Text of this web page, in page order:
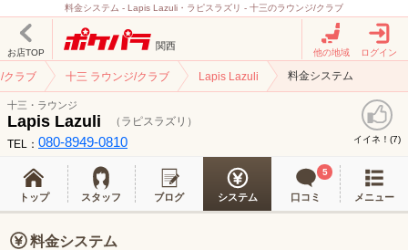
料金システム - Lapis Lazuli・ラピスラズリ - 十三のラウンジ/クラブ
お店TOP
関西
他の地域 ログイン
クラブ 十三 ラウンジ/クラブ Lapis Lazuli 料金システム
十三・ラウンジ
Lapis Lazuli
（ラピスラズリ）
TEL： 080-8949-0810 イイネ！(7)
トップ スタッフ ブログ システム 口コミ
5
メニュー
料金システム